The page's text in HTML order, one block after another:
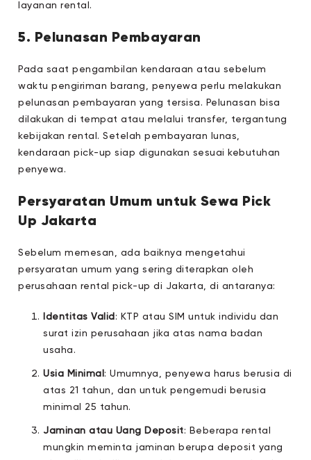
layanan rental.
5. Pelunasan Pembayaran
Pada saat pengambilan kendaraan atau sebelum
waktu pengiriman barang, penyewa perlu melakukan
pelunasan pembayaran yang tersisa. Pelunasan bisa
dilakukan di tempat atau melalui transfer, tergantung
kebijakan rental. Setelah pembayaran lunas,
kendaraan pick-up siap digunakan sesuai kebutuhan
penyewa.
Persyaratan Umum untuk Sewa Pick
Up Jakarta
Sebelum memesan, ada baiknya mengetahui
persyaratan umum yang sering diterapkan oleh
perusahaan rental pick-up di Jakarta, di antaranya:
Identitas Valid : KTP atau SIM untuk individu dan
surat izin perusahaan jika atas nama badan
usaha.
Usia Minimal : Umumnya, penyewa harus berusia di
atas 21 tahun, dan untuk pengemudi berusia
minimal 25 tahun.
Jaminan atau Uang Deposit: Beberapa rental
mungkin meminta jaminan berupa deposit yang